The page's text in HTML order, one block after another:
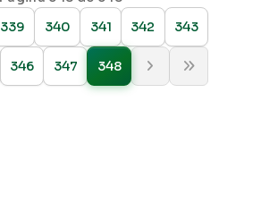
339
340 341 342 343
346 347 348